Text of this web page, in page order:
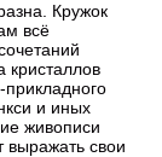
Кружок
всё
кристаллов
и иных
живописи
выражать свои